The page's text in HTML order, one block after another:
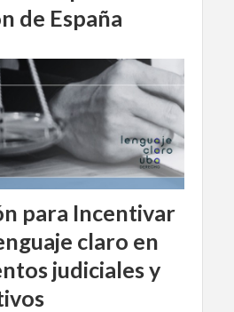
de España
para Incentivar
claro en
judiciales y